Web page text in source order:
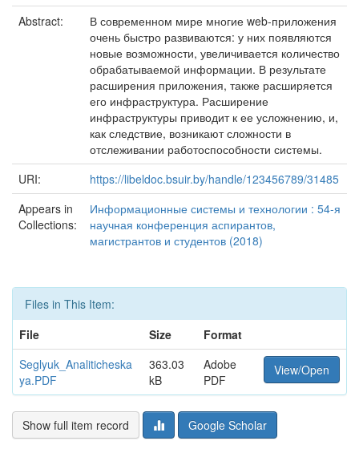
Abstract:
В современном мире многие web-приложения
очень быстро развиваются: у них появляются
новые возможности, увеличивается количество
обрабатываемой информации. В результате
расширения приложения, также расширяется
его инфраструктура. Расширение
инфраструктуры приводит к ее усложнению, и,
как следствие, возникают сложности в
отслеживании работоспособности системы.
URI:
https://libeldoc.bsuir.by/handle/123456789/31485
Appears in
Collections:
Информационные системы и технологии : 54-я
научная конференция аспирантов,
магистрантов и студентов (2018)
Files in This Item:
File
Size
Format
Seglyuk_Analiticheska
ya.PDF
363.03
kB
Adobe
PDF
View/Open
Show full item record Google Scholar